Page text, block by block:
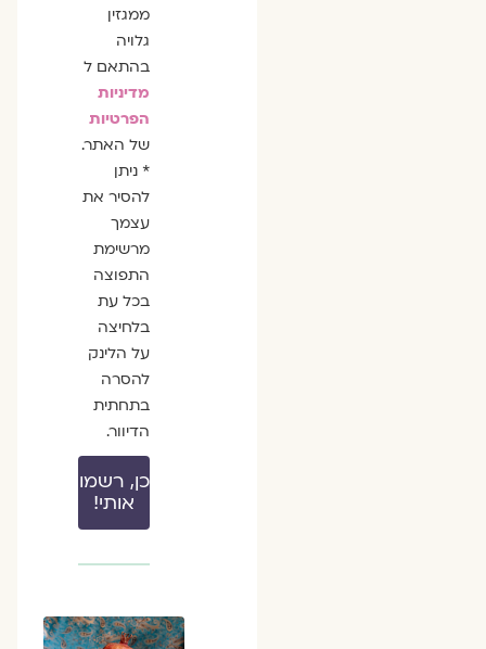
ממגזין
גלויה
בהתאם ל
מדיניות
הפרטיות
של האתר.
* ניתן
להסיר את
עצמך
מרשימת
התפוצה
בכל עת
בלחיצה
על הלינק
להסרה
בתחתית
הדיוור.
כן, רשמו
אותי!